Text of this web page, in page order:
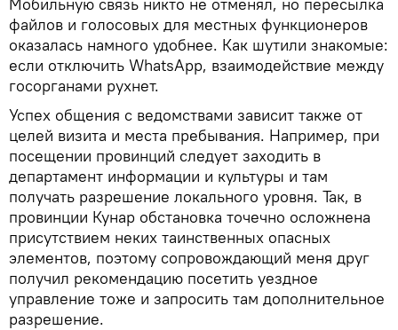
файлов и голосовых для местных функционеров
оказалась намного удобнее. Как шутили знакомые:
если отключить WhatsApp, взаимодействие между
госорганами рухнет.
Успех общения с ведомствами зависит также от
целей визита и места пребывания. Например, при
посещении провинций следует заходить в
департамент информации и культуры и там
получать разрешение локального уровня. Так, в
провинции Кунар обстановка точечно осложнена
присутствием неких таинственных опасных
элементов, поэтому сопровождающий меня друг
получил рекомендацию посетить уездное
управление тоже и запросить там дополнительное
разрешение.